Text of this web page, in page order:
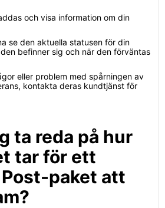
och visa information om din
se den aktuella statusen för din
befinner sig och när den förväntas
eller problem med spårningen av
kontakta deras kundtjänst för
ta reda på hur
tar för ett
paket att